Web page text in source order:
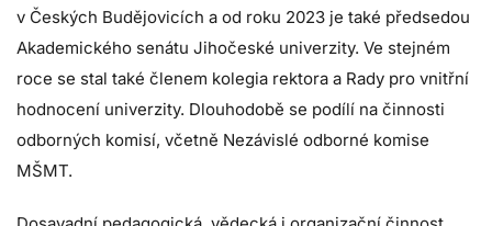
v Českých Budějovicích a od roku 2023 je také předsedou
Akademického senátu Jihočeské univerzity. Ve stejném
roce se stal také členem kolegia rektora a Rady pro vnitřní
hodnocení univerzity. Dlouhodobě se podílí na činnosti
odborných komisí, včetně Nezávislé odborné komise
MŠMT.